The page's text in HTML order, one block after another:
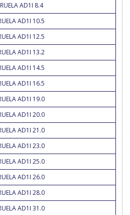
AD1I 8.4
AD1I 10.5
AD1I 12.5
AD1I 13.2
AD1I 14.5
AD1I 16.5
AD1I 19.0
AD1I 20.0
AD1I 21.0
AD1I 23.0
AD1I 25.0
AD1I 26.0
AD1I 28.0
AD1I 31.0